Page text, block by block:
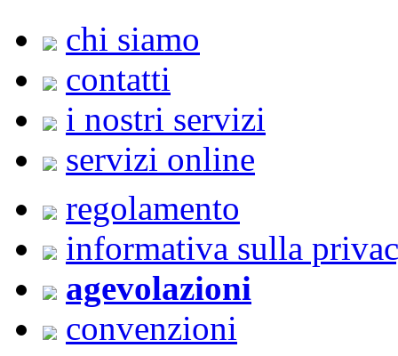
chi siamo
contatti
i nostri servizi
servizi online
regolamento
informativa sulla
agevolazioni
convenzioni